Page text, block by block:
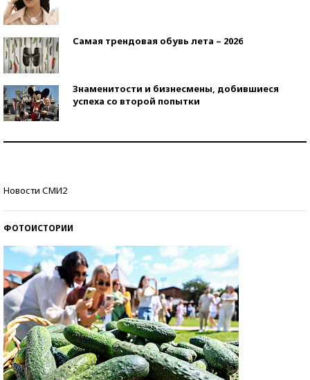
Самая трендовая обувь лета – 2026
Знаменитости и бизнесмены, добившиеся
успеха со второй попытки
Новости СМИ2
ФОТОИСТОРИИ